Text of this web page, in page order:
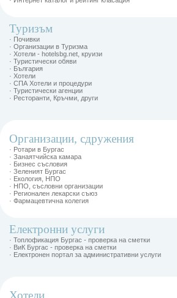
Туризъм
· Почивки
· Организации в Туризма
· Хотели - hotelsbg.net, круизи
· Туристически обяви
· България
· Хотели
· СПА Хотели и процедури
· Туристически агенции
· Ресторанти, Кръчми, други
Организации, сдружения
· Ротари в Бургас
· Занаятчийска камара
· Бизнес съсловия
· Зеленият Бургас
· Екология, НПО
· НПО, съсловни организации
· Регионален лекарски съюз
· Фармацевтична колегия
Електронни услуги
· Топлофикация Бургас - проверка на сметки
· ВиК Бургас - проверка на сметки
· Електронен портал за административни услуги
Хотели